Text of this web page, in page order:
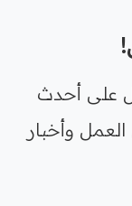
على أحدث
وأخبار